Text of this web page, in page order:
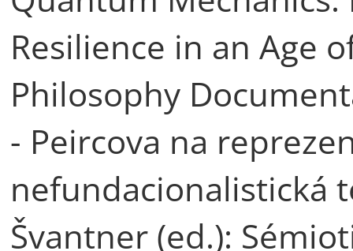
Resilience in an Age
Philosophy
- Peircova na
nefundacionalistická
Švantner (ed.):